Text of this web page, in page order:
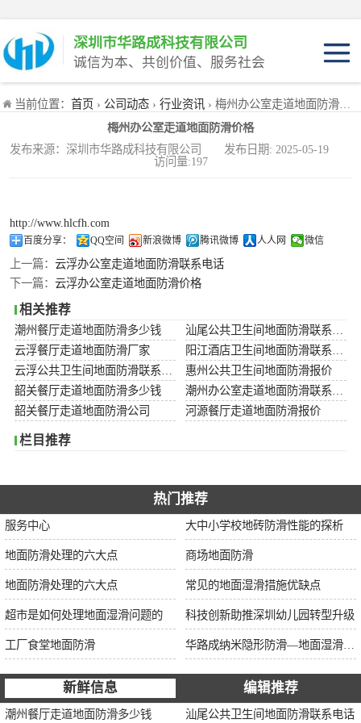
深圳市华路成科技有限公司
诚信为本、共创价值、服务社会
当前位置： 首页 › 公司动态 › 行业资讯 › 梅州办公室走道地面防滑价格
梅州办公室走道地面防滑价格
发布来源：深圳市华路成科技有限公司 发布日期: 2025-05-19
访问量:197
http://www.hlcfh.com
百度分享： QQ空间 新浪微博 腾讯微博 人人网 微信
上一篇： 云浮办公室走道地面防滑联系电话
下一篇： 云浮办公室走道地面防滑价格
相关推荐
潮州餐厅走道地面防滑多少钱
云浮餐厅走道地面防滑厂家
惠州公共卫生间地面防滑报价
韶关餐厅走道地面防滑多少钱
韶关餐厅走道地面防滑公司
河源餐厅走道地面防滑报价
栏目推荐
热门推荐
服务中心 大中小学校地砖防滑性能的探析
地面防滑处理的六大点 商场地面防滑
地面防滑处理的六大点 常见的地面湿滑措施优缺点
超市是如何处理地面湿滑问题的 科技创新助推深圳幼儿园转型升级
工厂食堂地面防滑
新鲜信息 编辑推荐
潮州餐厅走道地面防滑多少钱 汕尾公共卫生间地面防滑联系电话
产品介绍
适用范围
产品优势
产品工程装